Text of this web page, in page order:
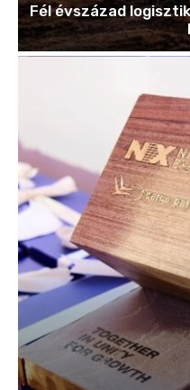
Fél évszázad